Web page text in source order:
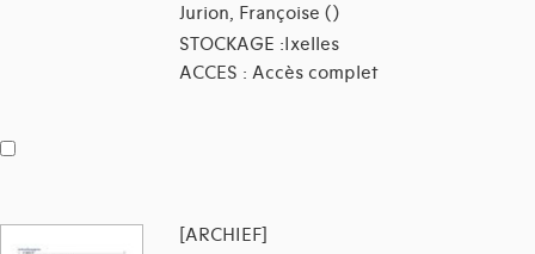
Jurion, Françoise ()
STOCKAGE :Ixelles
ACCES : Accès complet
[ARCHIEF]